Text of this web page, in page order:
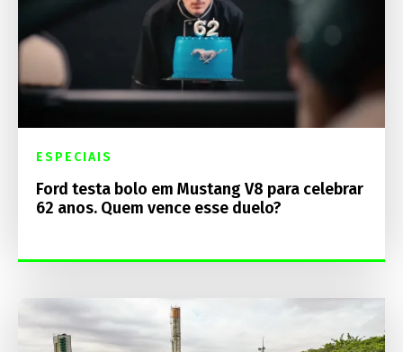
ESPECIAIS
Ford testa bolo em Mustang V8 para celebrar
62 anos. Quem vence esse duelo?